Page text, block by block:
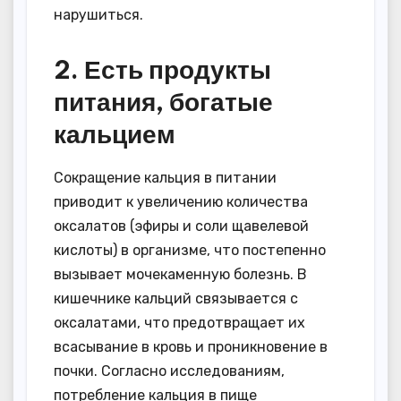
нарушиться.
2. Есть продукты
питания, богатые
кальцием
Сокращение кальция в питании
приводит к увеличению количества
оксалатов (эфиры и соли щавелевой
кислоты) в организме, что постепенно
вызывает мочекаменную болезнь. В
кишечнике кальций связывается с
оксалатами, что предотвращает их
всасывание в кровь и проникновение в
почки. Согласно исследованиям,
потребление кальция в пище